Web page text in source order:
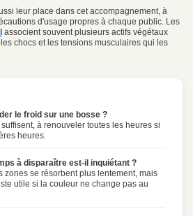
leur place dans cet accompagnement, à
d'usage propres à chaque public. Les
associent souvent plusieurs actifs végétaux
chocs et les tensions musculaires qui les
le froid sur une bosse ?
à renouveler toutes les heures si
heures.
à disparaître est-il inquiétant ?
zones se résorbent plus lentement, mais
utile si la couleur ne change pas au